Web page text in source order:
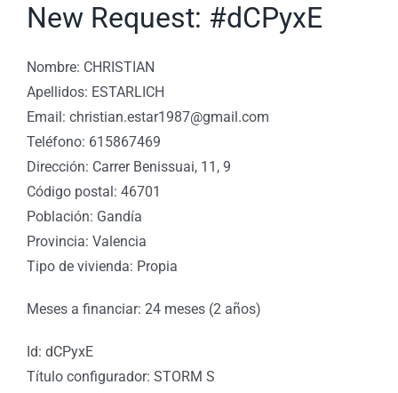
New Request: #dCPyxE
Nombre: CHRISTIAN
Apellidos: ESTARLICH
Email: christian.estar1987@gmail.com
Teléfono: 615867469
Dirección: Carrer Benissuai, 11, 9
Código postal: 46701
Población: Gandía
Provincia: Valencia
Tipo de vivienda: Propia
Meses a financiar: 24 meses (2 años)
Id: dCPyxE
Título configurador: STORM S